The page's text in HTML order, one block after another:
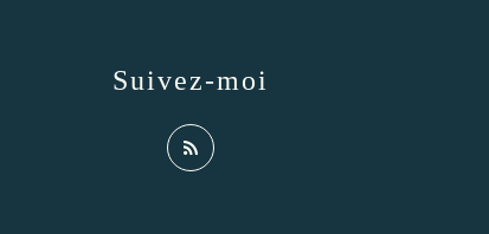
Suivez-moi